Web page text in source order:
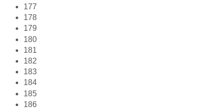
177
178
179
180
181
182
183
184
185
186